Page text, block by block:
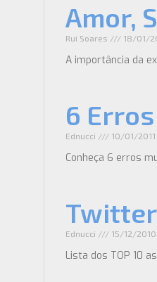
Amor,
Rui Soares 18/01/
A importância da
6
Ednucci 10/01/2011
Conheça 6 erros
Twitter
Ednucci 15/12/2010
Lista dos TOP 10